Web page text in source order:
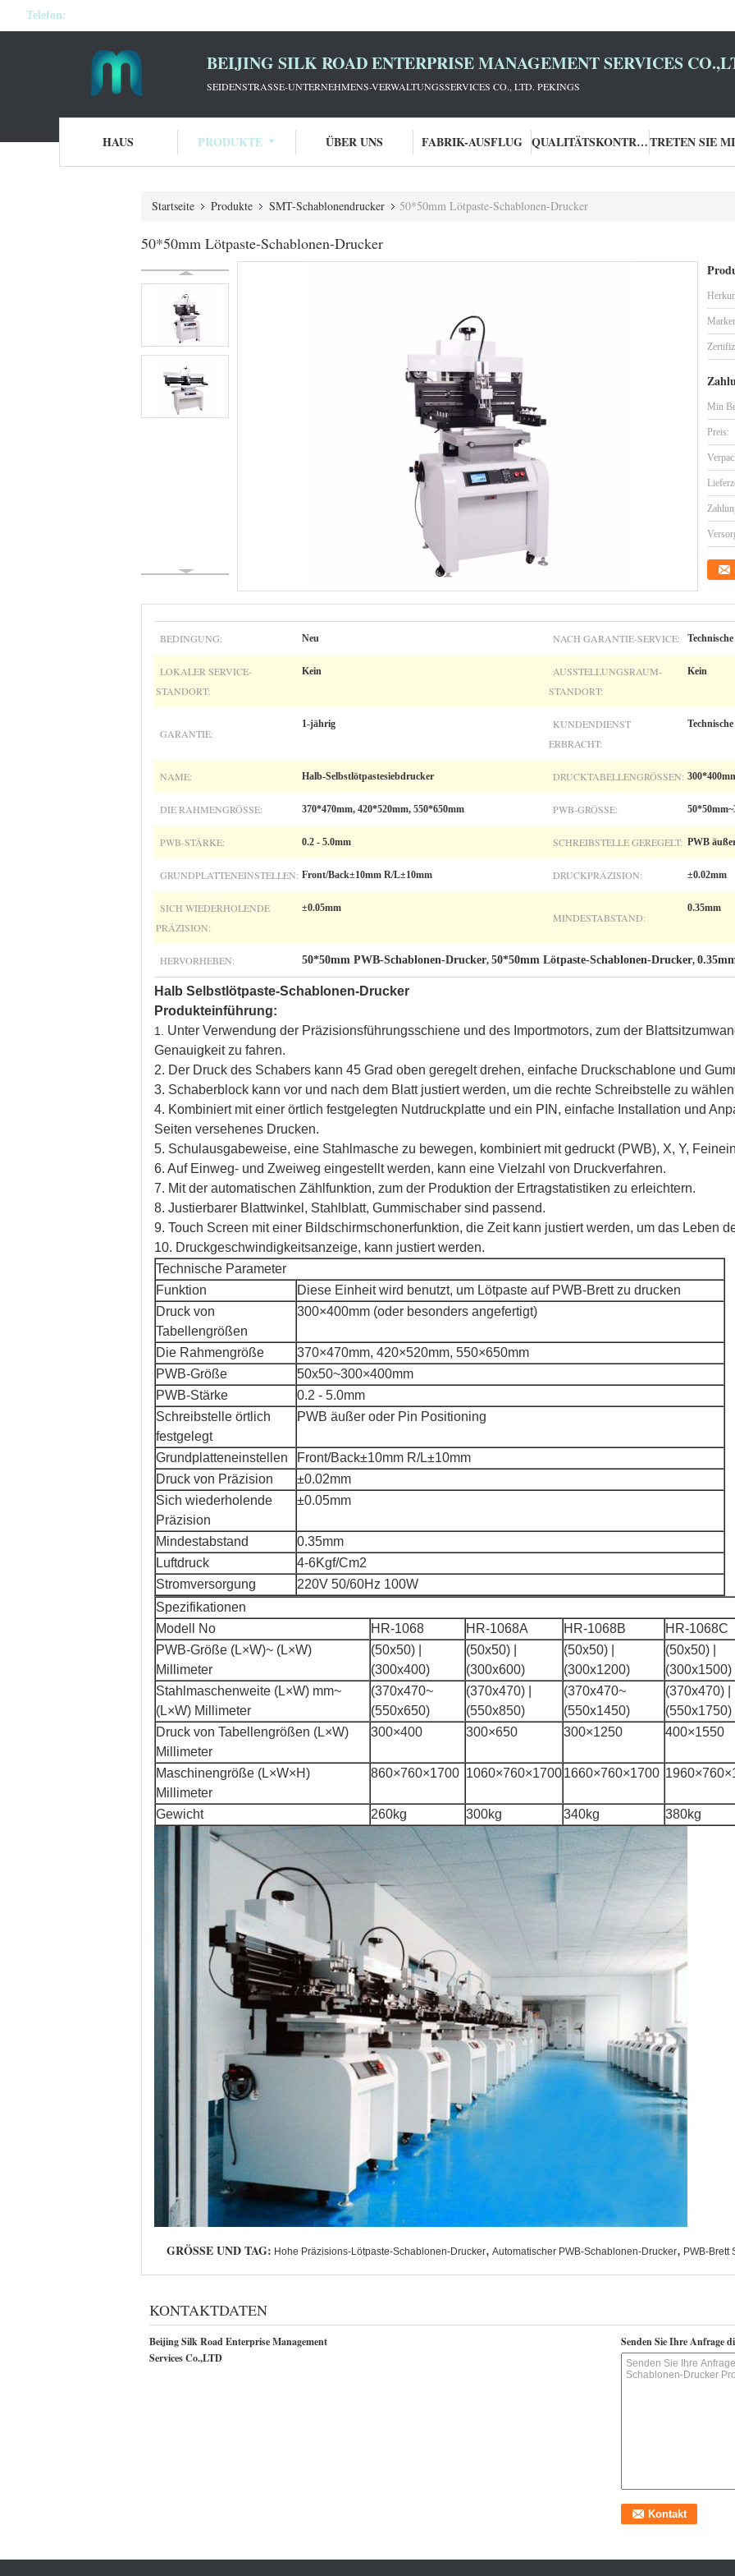
Telefon:
BEIJING SILK ROAD ENTERPRISE MANAGEMENT SERVICES
SEIDENSTRASSE-UNTERNEHMENS-VERWALTUNGSSERVICES CO., LTD. PEKINGS
HAUS PRODUKTE ÜBER UNS FABRIK-AUSFLUG QUALITÄTSKONTROLLE
Startseite Produkte SMT-Schablonendrucker 50*50mm Lötpaste-Schablonen-Drucker
50*50mm Lötpaste-Schablonen-Drucker
Min
Preis:
BEDINGUNG: Neu NACH GARANTIE-SERVICE:
LOKALER SERVICE-
STANDORT:
Kein
AUSSTELLUNGSRAUM-
STANDORT:
Kein
GARANTIE:
1-jährig
KUNDENDIENST
ERBRACHT:
NAME: Halb-Selbstlötpastesiebdrucker DRUCKTABELLENGRÖSSEN:
DIE RAHMENGRÖSSE: 370*470mm, 420*520mm, 550*650mm PWB-GRÖSSE:
PWB-STÄRKE: 0.2 - 5.0mm SCHREIBSTELLE GEREGELT: PWB
GRUNDPLATTENEINSTELLEN: Front/Back±10mm R/L±10mm DRUCKPRÄZISION: ±0.02mm
SICH WIEDERHOLENDE
PRÄZISION:
±0.05mm
MINDESTABSTAND:
0.35mm
HERVORHEBEN: 50*50mm PWB-Schablonen-Drucker, 50*50mm Lötpaste-Schablonen-Drucker,
Halb Selbstlötpaste-Schablonen-Drucker
Produkteinführung:
1. Unter Verwendung der Präzisionsführungsschiene und des Importmotors, zum der
Genauigkeit zu fahren.
2. Der Druck des Schabers kann 45 Grad oben geregelt drehen, einfache Druckschablone und
3. Schaberblock kann vor und nach dem Blatt justiert werden, um die rechte Schreibstelle zu
4. Kombiniert mit einer örtlich festgelegten Nutdruckplatte und ein PIN, einfache Installation und
Seiten versehenes Drucken.
5. Schulausgabeweise, eine Stahlmasche zu bewegen, kombiniert mit gedruckt (PWB), X, Y,
6. Auf Einweg- und Zweiweg eingestellt werden, kann eine Vielzahl von Druckverfahren.
7. Mit der automatischen Zählfunktion, zum der Produktion der Ertragstatistiken zu erleichtern.
8. Justierbarer Blattwinkel, Stahlblatt, Gummischaber sind passend.
9. Touch Screen mit einer Bildschirmschonerfunktion, die Zeit kann justiert werden, um das Leben
10. Druckgeschwindigkeitsanzeige, kann justiert werden.
Technische Parameter
Funktion
Diese Einheit wird benutzt, um Lötpaste auf PWB-Brett zu drucken
Druck von
Tabellengrößen
300×400mm (oder besonders angefertigt)
Die Rahmengröße
370×470mm, 420×520mm, 550×650mm
PWB-Größe
50x50~300×400mm
PWB-Stärke
0.2 - 5.0mm
Schreibstelle örtlich
festgelegt
PWB äußer oder Pin Positioning
Grundplatteneinstellen
Front/Back±10mm R/L±10mm
Druck von Präzision
±0.02mm
Sich wiederholende
Präzision
±0.05mm
Mindestabstand
0.35mm
Luftdruck
4-6Kgf/Cm2
Stromversorgung
220V 50/60Hz 100W
Spezifikationen
Modell No
HR-1068 HR-1068A HR-1068B
HR-1068C
PWB-Größe (L×W)~ (L×W)
Millimeter
(50x50) |
(300x400)
(50x50) |
(300x600)
(50x50) |
(300x1200)
(50x50) |
(300x1500)
Stahlmaschenweite (L×W) mm~
(L×W) Millimeter
(370x470~
(550x650)
(370x470) |
(550x850)
(370x470~
(550x1450)
(370x470) |
(550x1750)
Druck von Tabellengrößen (L×W)
Millimeter
300×400 300×650 300×1250 400×1550
Maschinengröße (L×W×H)
Millimeter
860×760×1700 1060×760×17001660×760×1700
Gewicht 260kg 300kg 340kg 380kg
GRÖSSE UND TAG: Hohe Präzisions-Lötpaste-Schablonen-Drucker, Automatischer PWB-Schablonen-Drucker, PWB-Brett
KONTAKTDATEN
Beijing Silk Road Enterprise Management
Services Co.,LTD
Senden Sie Ihre Anfrage